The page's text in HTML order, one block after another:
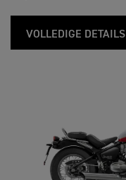
VOLLEDIGE DETAILS